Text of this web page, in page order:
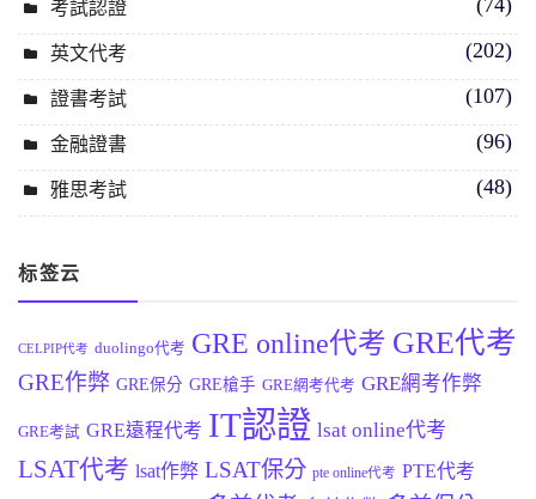
考試認證 (74)
英文代考 (202)
證書考試 (107)
金融證書 (96)
雅思考試 (48)
标签云
CELPIP代考 duolingo代考 GRE online代考 GRE代考
GRE作弊 GRE保分 GRE槍手 GRE網考代考 GRE網考作弊
GRE考試 GRE遠程代考 IT認證 lsat online代考
LSAT代考 lsat作弊 LSAT保分 pte online代考 PTE代考